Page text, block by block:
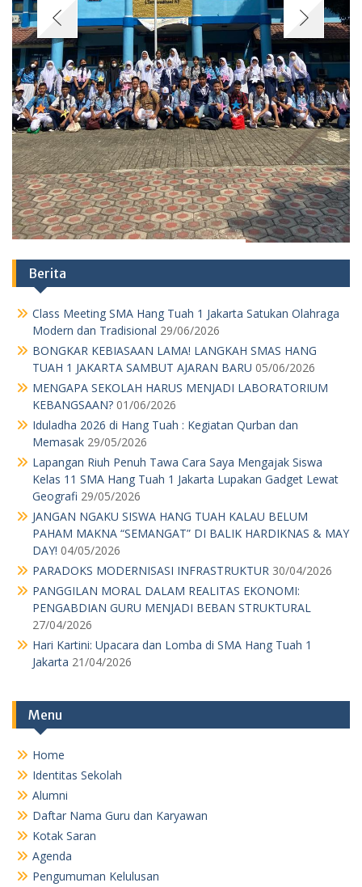
Berita
Class Meeting SMA Hang Tuah 1 Jakarta Satukan Olahraga
Modern dan Tradisional 29/06/2026
BONGKAR KEBIASAAN LAMA! LANGKAH SMAS HANG
TUAH 1 JAKARTA SAMBUT AJARAN BARU 05/06/2026
MENGAPA SEKOLAH HARUS MENJADI LABORATORIUM
KEBANGSAAN? 01/06/2026
Iduladha 2026 di Hang Tuah : Kegiatan Qurban dan
Memasak 29/05/2026
Lapangan Riuh Penuh Tawa Cara Saya Mengajak Siswa
Kelas 11 SMA Hang Tuah 1 Jakarta Lupakan Gadget Lewat
Geografi 29/05/2026
JANGAN NGAKU SISWA HANG TUAH KALAU BELUM
PAHAM MAKNA “SEMANGAT” DI BALIK HARDIKNAS & MAY
DAY! 04/05/2026
PARADOKS MODERNISASI INFRASTRUKTUR 30/04/2026
PANGGILAN MORAL DALAM REALITAS EKONOMI:
PENGABDIAN GURU MENJADI BEBAN STRUKTURAL
27/04/2026
Hari Kartini: Upacara dan Lomba di SMA Hang Tuah 1
Jakarta 21/04/2026
Menu
Home
Identitas Sekolah
Alumni
Daftar Nama Guru dan Karyawan
Kotak Saran
Agenda
Pengumuman Kelulusan